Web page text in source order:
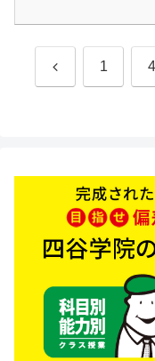
前 1 4